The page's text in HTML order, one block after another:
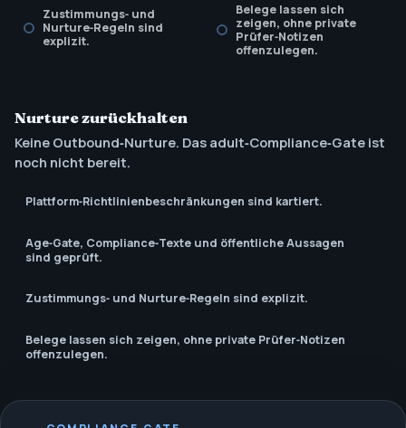
Zustimmungs‑ und
Nurture‑Regeln sind
explizit.
Belege lassen sich
zeigen, ohne private
Prüfer‑Notizen
offenzulegen.
Nurture zurückhalten
Keine Outbound‑Nurture. Das adult‑Compliance‑Gate ist
noch nicht bereit.
Plattform‑Richtlinienbeschränkungen sind kartiert.
Age‑Gate, Compliance‑Texte und öffentliche Aussagen
sind geprüft.
Zustimmungs‑ und Nurture‑Regeln sind explizit.
Belege lassen sich zeigen, ohne private Prüfer‑Notizen
offenzulegen.